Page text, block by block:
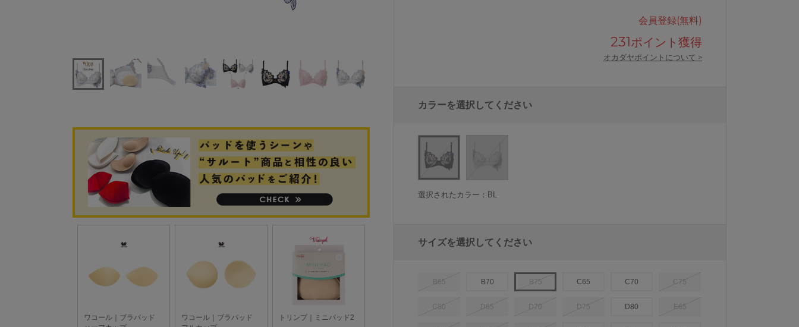
会員登録(無料)
231ポイント獲得
オカダヤポイントについて >
カラーを選択してください
選択されたカラー：BL
サイズを選択してください
B65 B70 B75 C65 C70 C75
C80 D65 D70 D75 D80 E65